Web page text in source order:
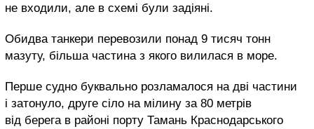
не входили, але в схемі були задіяні.
Обидва танкери перевозили понад 9 тисяч тонн
мазуту, більша частина з якого вилилася в море.
Перше судно буквально розламалося на дві частини
і затонуло, друге сіло на мілину за 80 метрів
від берега в районі порту Тамань Краснодарського